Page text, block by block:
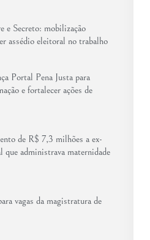
e Secreto: mobilização
assédio eleitoral no trabalho
Portal Pena Justa para
e fortalecer ações de
de R$ 7,3 milhões a ex-
que administrava maternidade
vagas da magistratura de